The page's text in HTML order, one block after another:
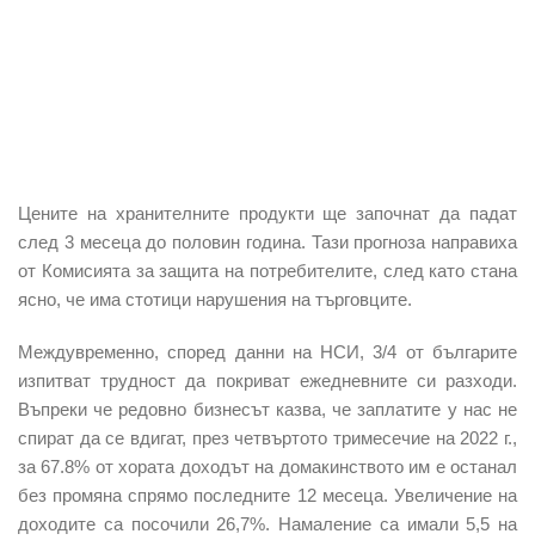
Цените на хранителните продукти ще започнат да падат
след 3 месеца до половин година. Тази прогноза направиха
от Комисията за защита на потребителите, след като стана
ясно, че има стотици нарушения на търговците.
Междувременно, според данни на НСИ, 3/4 от българите
изпитват трудност да покриват ежедневните си разходи.
Въпреки че редовно бизнесът казва, че заплатите у нас не
спират да се вдигат, през четвъртото тримесечие на 2022 г.,
за 67.8% от хората доходът на домакинството им е останал
без промяна спрямо последните 12 месеца. Увеличение на
доходите са посочили 26,7%. Намаление са имали 5,5 на